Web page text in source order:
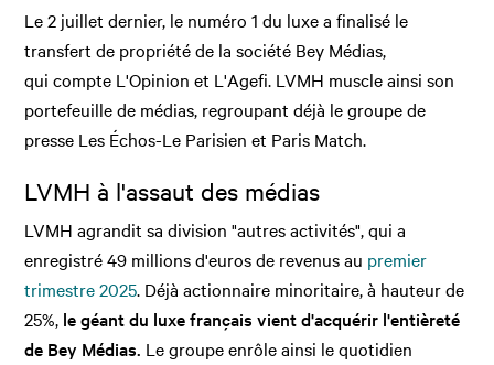
Le 2 juillet dernier, le numéro 1 du luxe a finalisé le
transfert de propriété de la société Bey Médias,
qui compte L'Opinion et L'Agefi. LVMH muscle ainsi son
portefeuille de médias, regroupant déjà le groupe de
presse Les Échos-Le Parisien et Paris Match.
LVMH à l'assaut des médias
LVMH agrandit sa division "autres activités", qui a
enregistré 49 millions d'euros de revenus au premier
trimestre 2025. Déjà actionnaire minoritaire, à hauteur de
25%, le géant du luxe français vient d'acquérir l'entièreté
de Bey Médias. Le groupe enrôle ainsi le quotidien